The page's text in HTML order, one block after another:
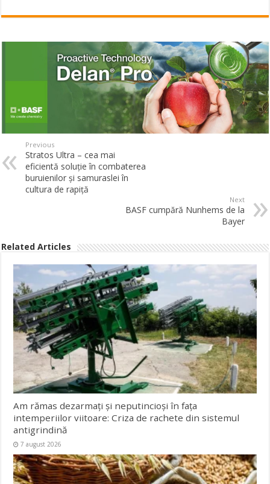
Previous
Stratos Ultra – cea mai
eficientă soluție în combaterea
buruienilor și samuraslei în
cultura de rapiță
Next
BASF cumpără Nunhems de la
Bayer
Related Articles
Am rămas dezarmați și neputincioși în fața
intemperiilor viitoare: Criza de rachete din sistemul
antigrindină
7 august 2026